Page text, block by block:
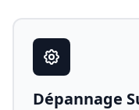
Dépannage